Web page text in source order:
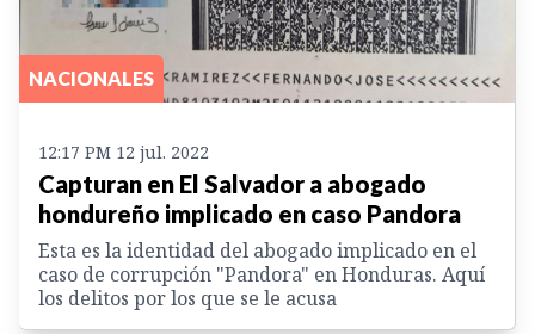
NACIONALES
12:17 PM 12 jul. 2022
Capturan en El Salvador a abogado
hondureño implicado en caso Pandora
Esta es la identidad del abogado implicado en el
caso de corrupción "Pandora" en Honduras. Aquí
los delitos por los que se le acusa